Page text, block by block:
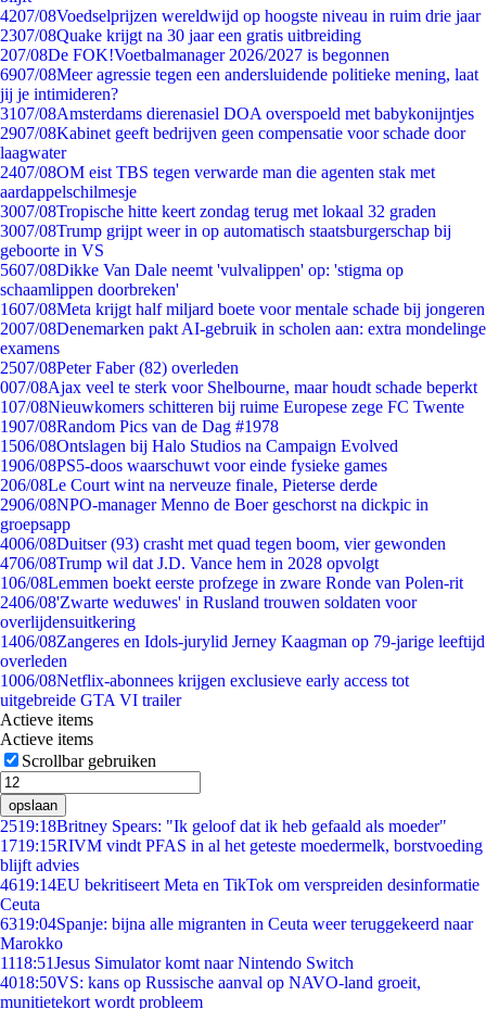
4207/08Voedselprijzen wereldwijd op hoogste niveau in ruim drie jaar
2307/08Quake krijgt na 30 jaar een gratis uitbreiding
207/08De FOK!Voetbalmanager 2026/2027 is begonnen
6907/08Meer agressie tegen een andersluidende politieke mening, laat
jij je intimideren?
3107/08Amsterdams dierenasiel DOA overspoeld met babykonijntjes
2907/08Kabinet geeft bedrijven geen compensatie voor schade door
laagwater
2407/08OM eist TBS tegen verwarde man die agenten stak met
aardappelschilmesje
3007/08Tropische hitte keert zondag terug met lokaal 32 graden
3007/08Trump grijpt weer in op automatisch staatsburgerschap bij
geboorte in VS
5607/08Dikke Van Dale neemt 'vulvalippen' op: 'stigma op
schaamlippen doorbreken'
1607/08Meta krijgt half miljard boete voor mentale schade bij jongeren
2007/08Denemarken pakt AI-gebruik in scholen aan: extra mondelinge
examens
2507/08Peter Faber (82) overleden
007/08Ajax veel te sterk voor Shelbourne, maar houdt schade beperkt
107/08Nieuwkomers schitteren bij ruime Europese zege FC Twente
1907/08Random Pics van de Dag #1978
1506/08Ontslagen bij Halo Studios na Campaign Evolved
1906/08PS5-doos waarschuwt voor einde fysieke games
206/08Le Court wint na nerveuze finale, Pieterse derde
2906/08NPO-manager Menno de Boer geschorst na dickpic in
groepsapp
4006/08Duitser (93) crasht met quad tegen boom, vier gewonden
4706/08Trump wil dat J.D. Vance hem in 2028 opvolgt
106/08Lemmen boekt eerste profzege in zware Ronde van Polen-rit
2406/08'Zwarte weduwes' in Rusland trouwen soldaten voor
overlijdensuitkering
1406/08Zangeres en Idols-jurylid Jerney Kaagman op 79-jarige leeftijd
overleden
1006/08Netflix-abonnees krijgen exclusieve early access tot
uitgebreide GTA VI trailer
Actieve items
Actieve items
Scrollbar gebruiken
opslaan
2519:18Britney Spears: "Ik geloof dat ik heb gefaald als moeder"
1719:15RIVM vindt PFAS in al het geteste moedermelk, borstvoeding
blijft advies
4619:14EU bekritiseert Meta en TikTok om verspreiden desinformatie
Ceuta
6319:04Spanje: bijna alle migranten in Ceuta weer teruggekeerd naar
Marokko
1118:51Jesus Simulator komt naar Nintendo Switch
4018:50VS: kans op Russische aanval op NAVO-land groeit,
munitietekort wordt probleem